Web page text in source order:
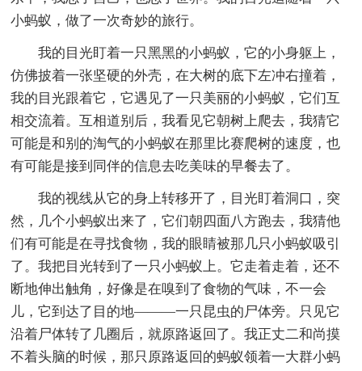
小蚂蚁，做了一次奇妙的旅行。
我的目光盯着一只黑黑的小蚂蚁，它的小身躯上，
仿佛披着一张坚硬的外壳，在大树的底下左冲右撞着，
我的目光跟着它，它遇见了一只美丽的小蚂蚁，它们互
相交流着。互相道别后，我看见它朝树上爬去，我猜它
可能是和别的淘气的小蚂蚁在那里比赛爬树的速度，也
有可能是接到同伴的信息去吃美味的早餐去了。
我的视线从它的身上转移开了，目光盯着洞口，突
然，几个小蚂蚁出来了，它们朝四面八方跑去，我猜他
们有可能是在寻找食物，我的眼睛被那几只小蚂蚁吸引
了。我把目光转到了一只小蚂蚁上。它走着走着，还不
断地伸出触角，好像是在嗅到了食物的气味，不一会
儿，它到达了目的地———一只昆虫的尸体旁。只见它
沿着尸体转了几圈后，就原路返回了。我正丈二和尚摸
不着头脑的时候，那只原路返回的蚂蚁领着一大群小蚂